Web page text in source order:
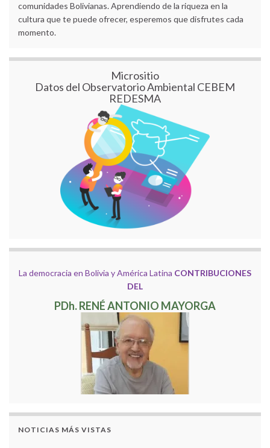
comunidades Bolivianas. Aprendiendo de la riqueza en la
cultura que te puede ofrecer, esperemos que disfrutes cada
momento.
Micrositio
Datos del Observatorio Ambiental CEBEM
REDESMA
La democracia en Bolivia y América Latina CONTRIBUCIONES
DEL
PDh. RENÉ ANTONIO MAYORGA
NOTICIAS MÁS VISTAS